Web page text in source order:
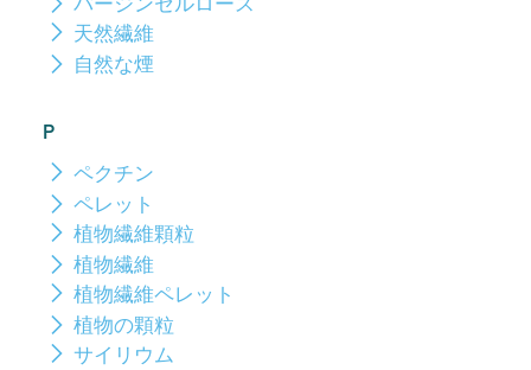
天然繊維
自然な煙
P
ペクチン
ペレット
植物繊維顆粒
植物繊維
植物繊維ペレット
植物の顆粒
サイリウム